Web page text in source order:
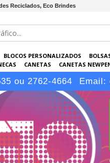
Reciclados, Eco Brindes
BLOCOS PERSONALIZADOS
CANETAS CANETAS
ESCRITÓRIO EVENTOS
LÁPIS
ou 2762-4664 Email: